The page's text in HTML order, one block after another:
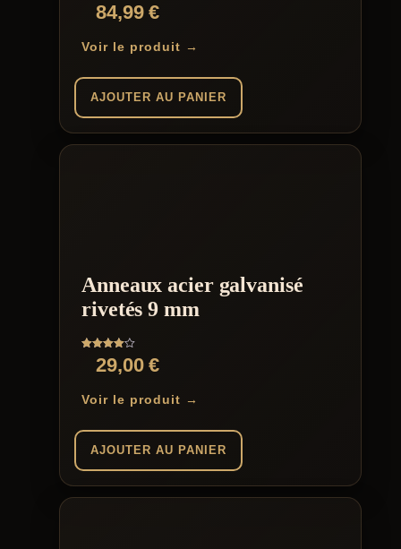
84,99€
Voir le produit →
AJOUTER AU PANIER
Anneaux acier galvanisé
rivetés 9 mm
Note
4.0029,00€
Voir le produit →
AJOUTER AU PANIER